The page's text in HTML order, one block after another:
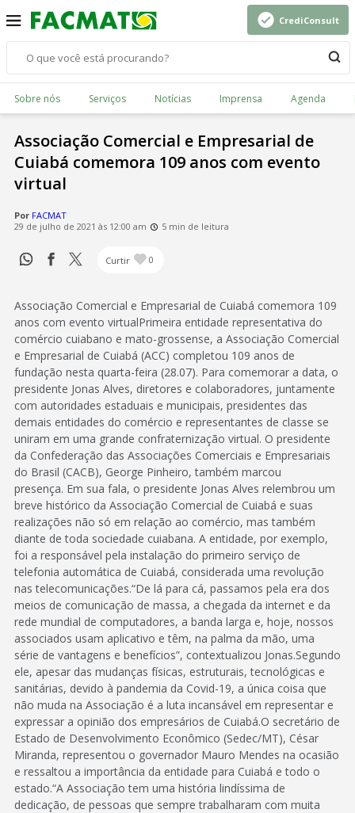
CrediConsult
Sobre nós Serviços Notícias Imprensa Agenda
Associação Comercial e Empresarial de
Cuiabá comemora 109 anos com evento
virtual
Por FACMAT
29 de julho de 2021 às 12:00 am
5 min de leitura
Curtir 0
Associação Comercial e Empresarial de Cuiabá comemora 109
anos com evento virtualPrimeira entidade representativa do
comércio cuiabano e mato-grossense, a Associação Comercial
e Empresarial de Cuiabá (ACC) completou 109 anos de
fundação nesta quarta-feira (28.07). Para comemorar a data, o
presidente Jonas Alves, diretores e colaboradores, juntamente
com autoridades estaduais e municipais, presidentes das
demais entidades do comércio e representantes de classe se
uniram em uma grande confraternização virtual. O presidente
da Confederação das Associações Comerciais e Empresariais
do Brasil (CACB), George Pinheiro, também marcou
presença. Em sua fala, o presidente Jonas Alves relembrou um
breve histórico da Associação Comercial de Cuiabá e suas
realizações não só em relação ao comércio, mas também
diante de toda sociedade cuiabana. A entidade, por exemplo,
foi a responsável pela instalação do primeiro serviço de
telefonia automática de Cuiabá, considerada uma revolução
nas telecomunicações.“De lá para cá, passamos pela era dos
meios de comunicação de massa, a chegada da internet e da
rede mundial de computadores, a banda larga e, hoje, nossos
associados usam aplicativo e têm, na palma da mão, uma
série de vantagens e benefícios”, contextualizou Jonas.Segundo
ele, apesar das mudanças físicas, estruturais, tecnológicas e
sanitárias, devido à pandemia da Covid-19, a única coisa que
não muda na Associação é a luta incansável em representar e
expressar a opinião dos empresários de Cuiabá.O secretário de
Estado de Desenvolvimento Econômico (Sedec/MT), César
Miranda, representou o governador Mauro Mendes na ocasião
e ressaltou a importância da entidade para Cuiabá e todo o
estado.“A Associação tem uma história lindíssima de
dedicação, de pessoas que sempre trabalharam com muita